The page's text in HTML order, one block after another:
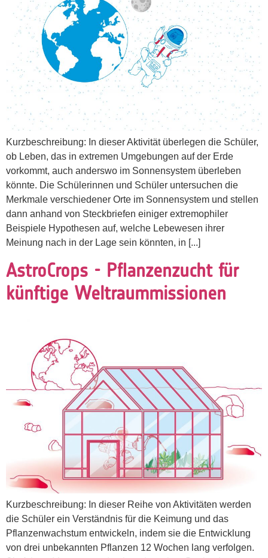
Kurzbeschreibung: In dieser Aktivität überlegen die Schüler,
ob Leben, das in extremen Umgebungen auf der Erde
vorkommt, auch anderswo im Sonnensystem überleben
könnte. Die Schülerinnen und Schüler untersuchen die
Merkmale verschiedener Orte im Sonnensystem und stellen
dann anhand von Steckbriefen einiger extremophiler
Beispiele Hypothesen auf, welche Lebewesen ihrer
Meinung nach in der Lage sein könnten, in [...]
AstroCrops - Pflanzenzucht für
künftige Weltraummissionen
Kurzbeschreibung: In dieser Reihe von Aktivitäten werden
die Schüler ein Verständnis für die Keimung und das
Pflanzenwachstum entwickeln, indem sie die Entwicklung
von drei unbekannten Pflanzen 12 Wochen lang verfolgen.